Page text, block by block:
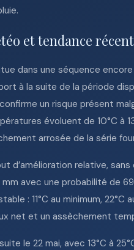
et tendance
dans une séquence
à la suite de la période
un risque présent
évoluent de 10°C à
arrosée de la série
d’amélioration relative,
avec une probabilité de
: 11°C au minimum,
net et un assèchement
le 22 mai, avec 13°C à